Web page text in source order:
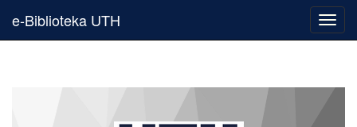
e-Biblioteka UTH